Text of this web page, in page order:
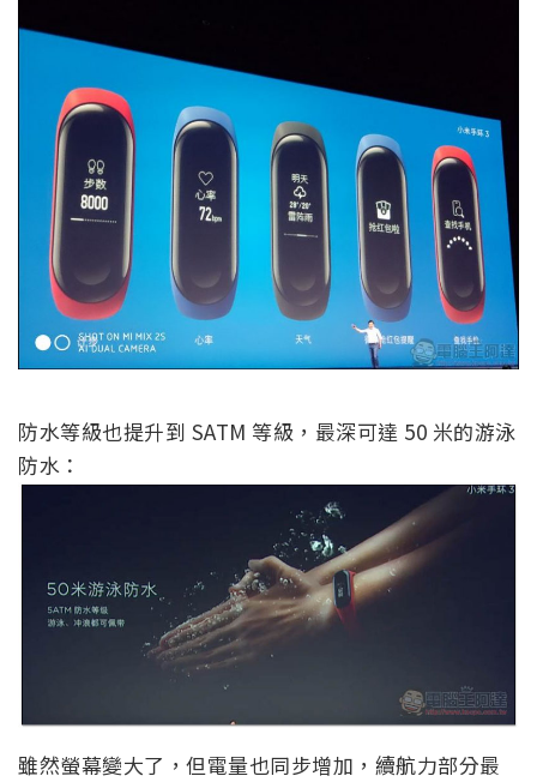
防水等級也提升到 SATM 等級，最深可達 50 米的游泳
防水：
雖然螢幕變大了，但電量也同步增加，續航力部分最